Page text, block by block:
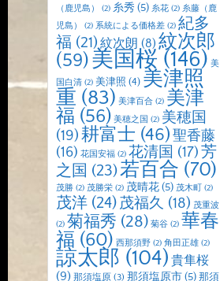
（鹿児島）
(2) 糸秀 (5) 糸花 (2) 糸藤（鹿
児島）
(2) 系統による価格差 (2) 紀多
福 (21) 紋次朗 (8) 紋次郎
(59)美国桜 (146) 美
国白清 (2) 美津照 (4) 美津照
重 (83) 美津百合 (2) 美津
福 (56) 美穂之国 (2) 美穂国
(19)耕富士 (46)聖香藤
(16) 花国安福 (2) 花清国 (17)芳
之国 (23)若百合 (70)
茂勝 (2) 茂勝栄 (2) 茂晴花(5) 茂木町 (2)
茂洋 (24)茂福久 (18) 茂重波
(2) 菊福秀 (28) 菊谷 (2) 華春
福 (60) 西那須野 (2) 角田正雄 (2)
諒太郎 (104) 貴隼桜
(9) 那須塩原 (3) 那須塩原市(5) 那須